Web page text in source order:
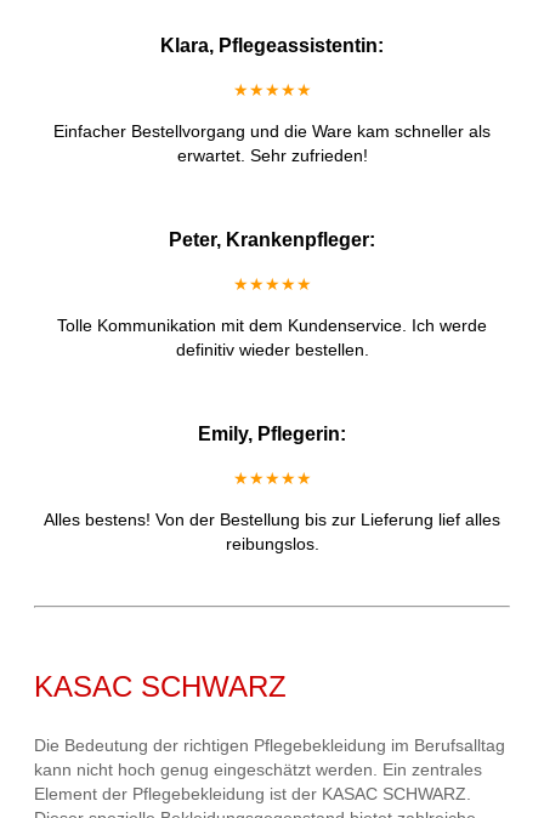
Klara, Pflegeassistentin:
★★★★★
Einfacher Bestellvorgang und die Ware kam schneller als
erwartet. Sehr zufrieden!
Peter, Krankenpfleger:
★★★★★
Tolle Kommunikation mit dem Kundenservice. Ich werde
definitiv wieder bestellen.
Emily, Pflegerin:
★★★★★
Alles bestens! Von der Bestellung bis zur Lieferung lief alles
reibungslos.
KASAC SCHWARZ
Die Bedeutung der richtigen Pflegebekleidung im Berufsalltag
kann nicht hoch genug eingeschätzt werden. Ein zentrales
Element der Pflegebekleidung ist der KASAC SCHWARZ.